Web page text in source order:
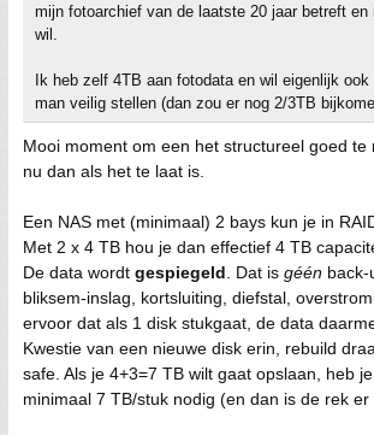
mijn fotoarchief van de laatste 20 jaar betreft
wil.
Ik heb zelf 4TB aan fotodata en wil eigenlijk
man veilig stellen (dan zou er nog 2/3TB
Mooi moment om een het structureel goed te
nu dan als het te laat is.
Een NAS met (minimaal) 2 bays kun je in
Met 2 x 4 TB hou je dan effectief 4 TB
De data wordt gespiegeld . Dat is géén back-
bliksem-inslag, kortsluiting, diefstal,
ervoor dat als 1 disk stukgaat, de data
Kwestie van een nieuwe disk erin, rebuild
safe. Als je 4+3=7 TB wilt gaat opslaan, heb
minimaal 7 TB/stuk nodig (en dan is de rek er